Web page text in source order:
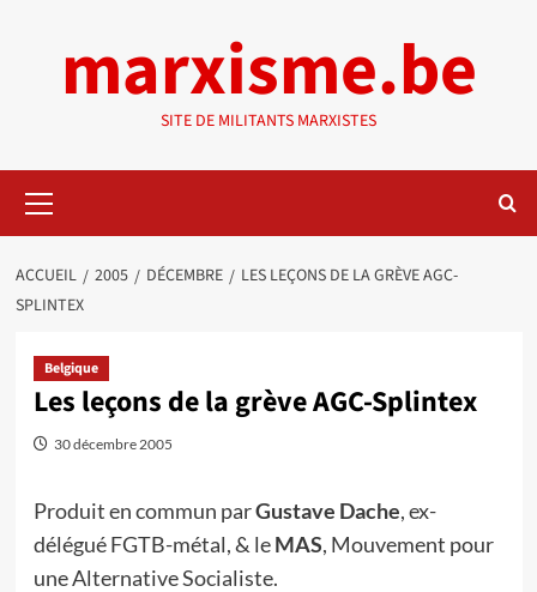
marxisme.be
SITE DE MILITANTS MARXISTES
principal
ACCUEIL 2005 DÉCEMBRE
LES LEÇONS DE LA GRÈVE AGC-
SPLINTEX
Belgique
Les leçons de la grève AGC-Splintex
30 décembre 2005
Produit en commun parGustave Dache, ex-
délégué FGTB-métal, & leMAS, Mouvement pour
une Alternative Socialiste.